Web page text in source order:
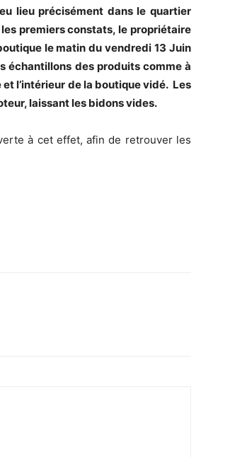
lieu précisément dans le quartier
premiers constats, le propriétaire
le matin du vendredi 13 Juin
échantillons des produits comme à
l’intérieur de la boutique vidé. Les
laissant les bidons vides.
à cet effet, afin de retrouver les